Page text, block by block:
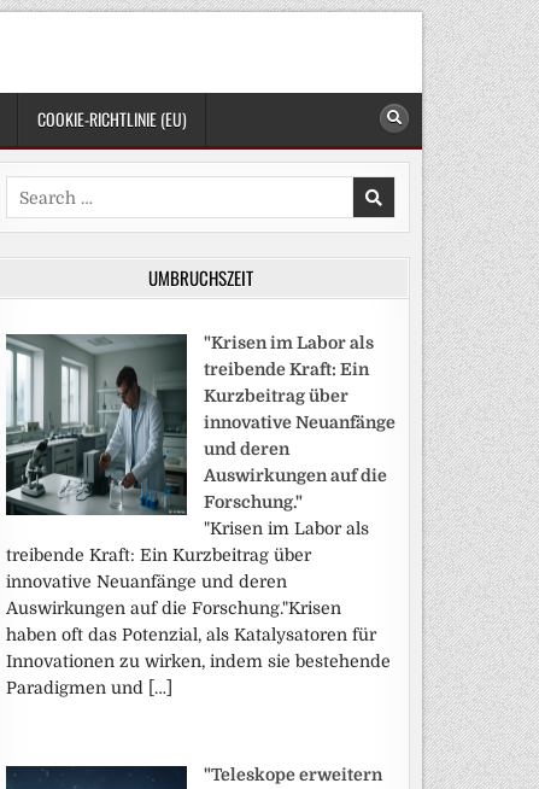
COOKIE-RICHTLINIE (EU)
Search
for:
UMBRUCHSZEIT
"Krisen im Labor als
treibende Kraft: Ein
Kurzbeitrag über
innovative Neuanfänge
und deren
Auswirkungen auf die
Forschung."
"Krisen im Labor als
treibende Kraft: Ein Kurzbeitrag über
innovative Neuanfänge und deren
Auswirkungen auf die Forschung."Krisen
haben oft das Potenzial, als Katalysatoren für
Innovationen zu wirken, indem sie bestehende
Paradigmen und […]
"Teleskope erweitern